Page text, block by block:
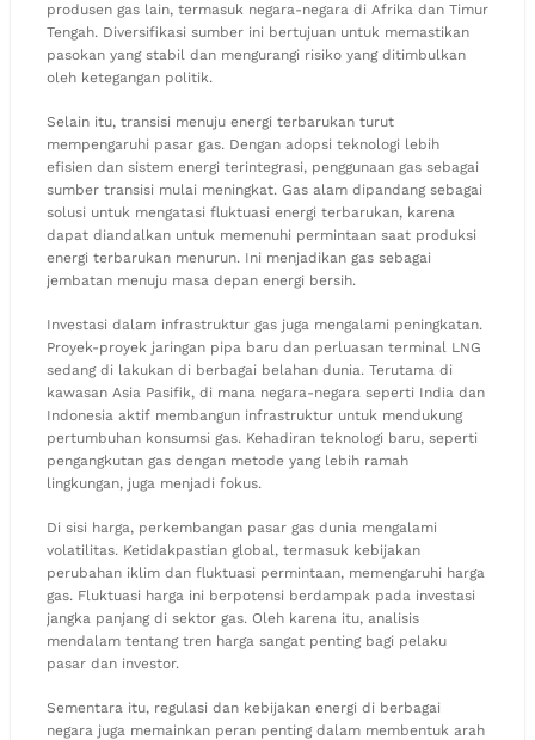
produsen gas lain, termasuk negara-negara di Afrika dan Timur
Tengah. Diversifikasi sumber ini bertujuan untuk memastikan
pasokan yang stabil dan mengurangi risiko yang ditimbulkan
oleh ketegangan politik.
Selain itu, transisi menuju energi terbarukan turut
mempengaruhi pasar gas. Dengan adopsi teknologi lebih
efisien dan sistem energi terintegrasi, penggunaan gas sebagai
sumber transisi mulai meningkat. Gas alam dipandang sebagai
solusi untuk mengatasi fluktuasi energi terbarukan, karena
dapat diandalkan untuk memenuhi permintaan saat produksi
energi terbarukan menurun. Ini menjadikan gas sebagai
jembatan menuju masa depan energi bersih.
Investasi dalam infrastruktur gas juga mengalami peningkatan.
Proyek-proyek jaringan pipa baru dan perluasan terminal LNG
sedang di lakukan di berbagai belahan dunia. Terutama di
kawasan Asia Pasifik, di mana negara-negara seperti India dan
Indonesia aktif membangun infrastruktur untuk mendukung
pertumbuhan konsumsi gas. Kehadiran teknologi baru, seperti
pengangkutan gas dengan metode yang lebih ramah
lingkungan, juga menjadi fokus.
Di sisi harga, perkembangan pasar gas dunia mengalami
volatilitas. Ketidakpastian global, termasuk kebijakan
perubahan iklim dan fluktuasi permintaan, memengaruhi harga
gas. Fluktuasi harga ini berpotensi berdampak pada investasi
jangka panjang di sektor gas. Oleh karena itu, analisis
mendalam tentang tren harga sangat penting bagi pelaku
pasar dan investor.
Sementara itu, regulasi dan kebijakan energi di berbagai
negara juga memainkan peran penting dalam membentuk arah